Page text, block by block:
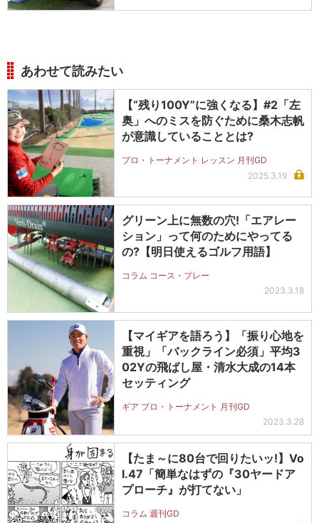
あわせて読みたい
【“残り100Y”に強くなる】#2「左
奥」へのミスを防ぐために桑木志帆
が意識していることとは?
プロ・トーナメント レッスン 月刊GD
2025.3.19
グリーン上に無数の穴!「エアレー
ション」って何のためにやってる
の?【明日使えるゴルフ用語】
コラム コース・プレー
2023.3.18
【マイギアを語ろう】「振り心地を
重視」「バックライン必須」平均3
02Yの飛ばし屋・清水大成の14本
セッティング
ギア プロ・トーナメント 月刊GD
2023.3.28
【たま～に80台で回りたいッ!】Vo
l.47「簡単なはずの『30ヤードア
プローチ』が打てない」
コラム 週刊GD